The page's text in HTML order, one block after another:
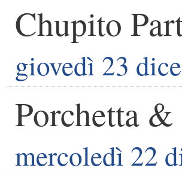
Chupito
giovedì 23
Porchetta
mercoledì 22